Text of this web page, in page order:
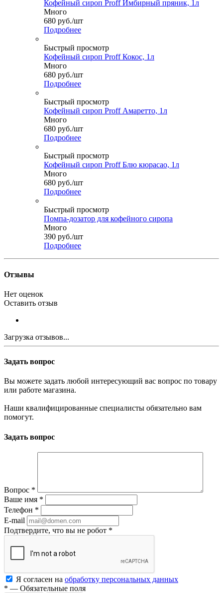
Кофейный сироп Proff Имбирный пряник, 1л
Много
680 руб./шт
Подробнее
Быстрый просмотр
Кофейный сироп Proff Кокос, 1л
Много
680 руб./шт
Подробнее
Быстрый просмотр
Кофейный сироп Proff Амаретто, 1л
Много
680 руб./шт
Подробнее
Быстрый просмотр
Кофейный сироп Proff Блю кюрасао, 1л
Много
680 руб./шт
Подробнее
Быстрый просмотр
Помпа-дозатор для кофейного сиропа
Много
390 руб./шт
Подробнее
Отзывы
Нет оценок
Оставить отзыв
Загрузка отзывов...
Задать вопрос
Вы можете задать любой интересующий вас вопрос по товару
или работе магазина.
Наши квалифицированные специалисты обязательно вам
помогут.
Задать вопрос
Вопрос *
Ваше имя *
Телефон *
E-mail
Подтвердите, что вы не робот *
Я согласен на обработку персональных данных
* — Обязательные поля